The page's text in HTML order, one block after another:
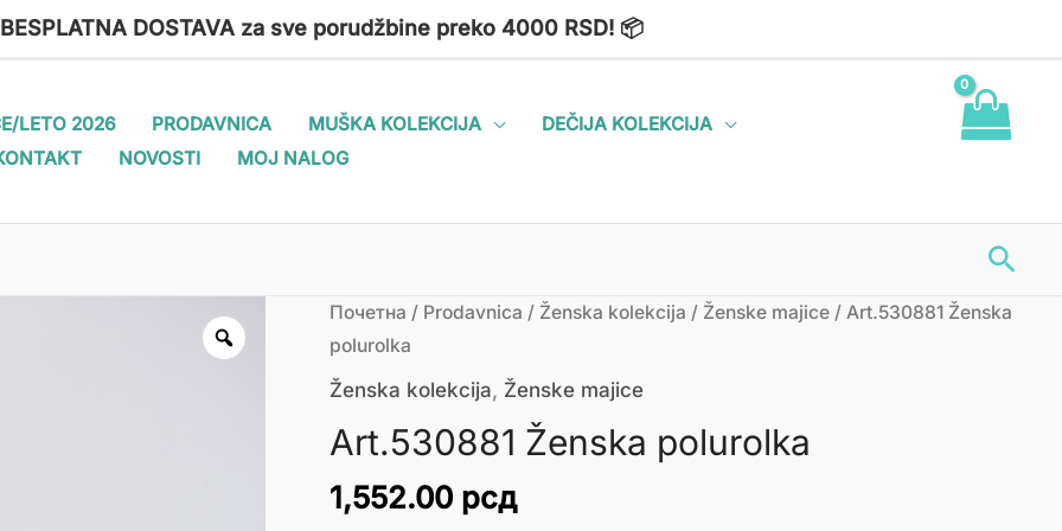
DOSTAVA za sve porudžbine preko 4000 RSD! 📦
LETO 2026 PRODAVNICA MUŠKA KOLEKCIJA
DEČIJA KOLEKCIJA
NOVOSTI MOJ NALOG
Почетна / Prodavnica / Ženska kolekcija / Ženske majice/ Art.530881 Ženska
polurolka
Ženska kolekcija, Ženske majice
Art.530881 Ženska polurolka
1,552.00 рсд
Art.530881
Ženska
polurolka